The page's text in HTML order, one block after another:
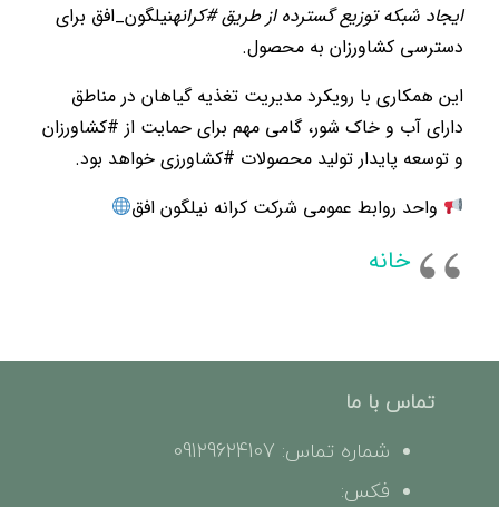
ایجاد شبکه توزیع گسترده از طریق #کرانهنیلگون_افق برای
دسترسی کشاورزان به محصول.
این همکاری با رویکرد مدیریت تغذیه گیاهان در مناطق
دارای آب و خاک شور، گامی مهم برای حمایت از #کشاورزان
و توسعه پایدار تولید محصولات #کشاورزی خواهد بود.
واحد روابط عمومی شرکت کرانه نیلگون افق
خانه
تماس با ما
شماره تماس: 09129624107
فکس: